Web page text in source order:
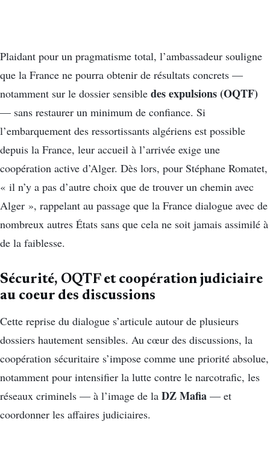
Plaidant pour un pragmatisme total, l’ambassadeur souligne
que la France ne pourra obtenir de résultats concrets —
notamment sur le dossier sensible des expulsions (OQTF)
— sans restaurer un minimum de confiance. Si
l’embarquement des ressortissants algériens est possible
depuis la France, leur accueil à l’arrivée exige une
coopération active d’Alger. Dès lors, pour Stéphane Romatet,
« il n’y a pas d’autre choix que de trouver un chemin avec
Alger », rappelant au passage que la France dialogue avec de
nombreux autres États sans que cela ne soit jamais assimilé à
de la faiblesse.
Sécurité, OQTF et coopération judiciaire
au coeur des discussions
Cette reprise du dialogue s’articule autour de plusieurs
dossiers hautement sensibles. Au cœur des discussions, la
coopération sécuritaire s’impose comme une priorité absolue,
notamment pour intensifier la lutte contre le narcotrafic, les
réseaux criminels — à l’image de la DZ Mafia — et
coordonner les affaires judiciaires.